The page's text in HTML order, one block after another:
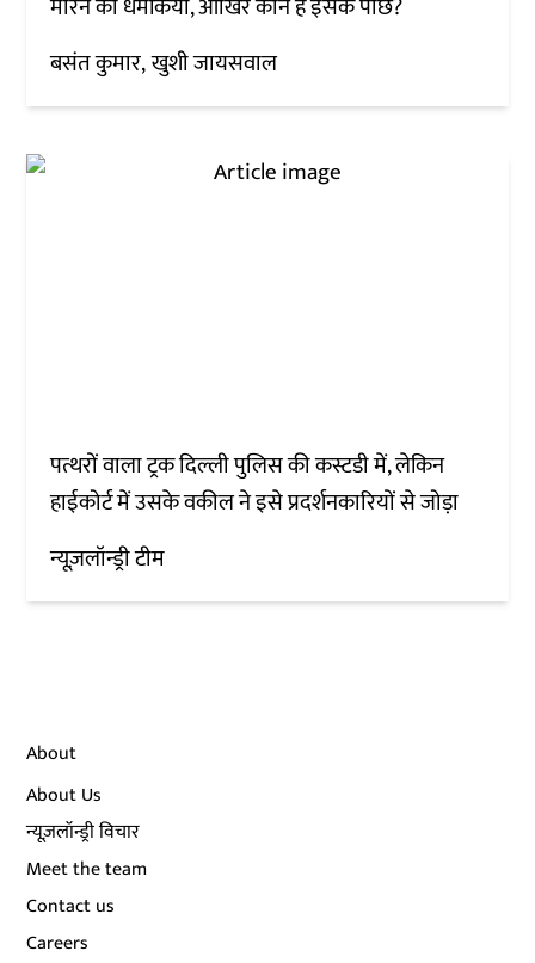
बसंत कुमार खुशी जायसवाल
पत्थरों वाला ट्रक दिल्ली पुलिस की कस्टडी में, लेकिन
हाईकोर्ट में उसके वकील ने इसे प्रदर्शनकारियों से जोड़ा
न्यूज़लॉन्ड्री टीम
About
About Us
न्यूज़लॉन्ड्री विचार
Meet the team
Contact us
Careers